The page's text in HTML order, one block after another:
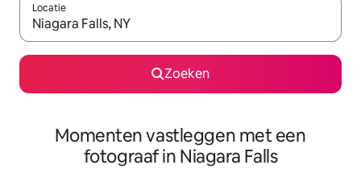
Locatie
Wanneer er resultaten beschikbaar zijn, maak je een keuze
Zoeken
Momenten vastleggen met een
fotograaf in Niagara Falls